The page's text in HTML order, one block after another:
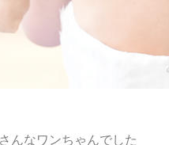
んなワンちゃんでした